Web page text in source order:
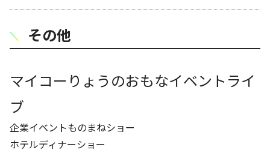
その他
マイコーりょうのおもなイベントライ
ブ
企業イベントものまねショー
ホテルディナーショー